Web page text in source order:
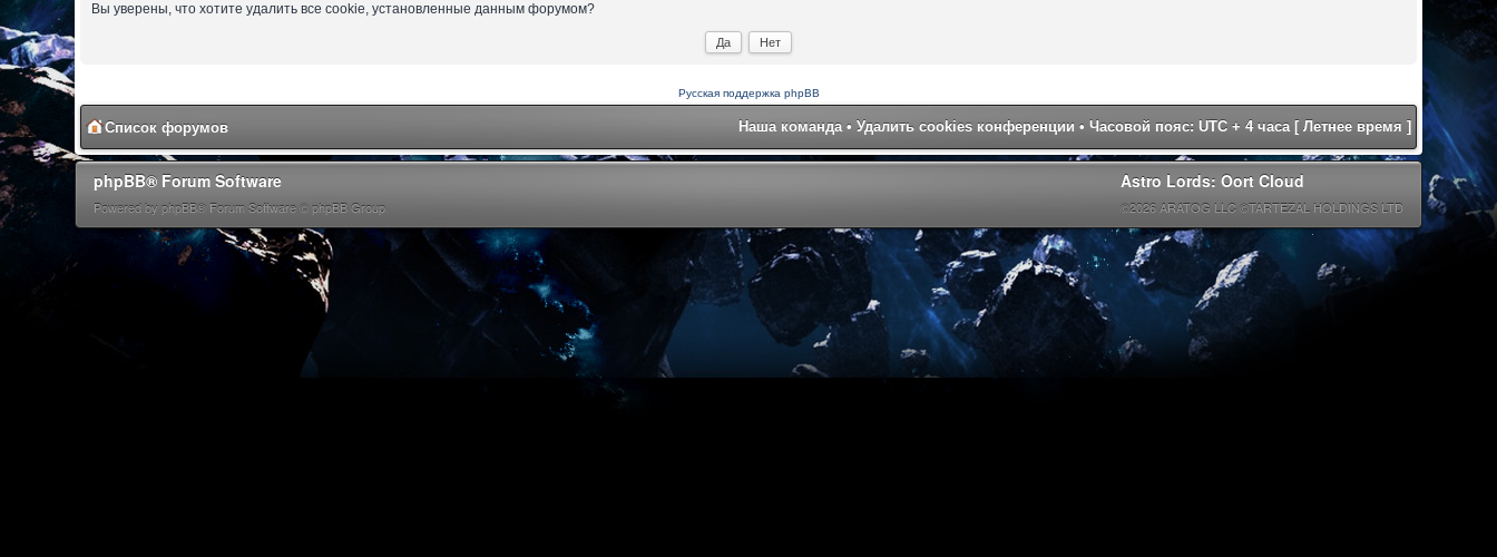
Вы уверены, что хотите удалить все cookie, установленные данным форумом?
Русская поддержка phpBB
Список форумов Наша команда• Удалить cookies конференции • Часовой пояс: UTC + 4 часа [ Летнее время ]
phpBB® Forum Software
Powered by phpBB® Forum Software © phpBB Group
Astro Lords: Oort Cloud
©2026 ARATOG LLC ©TARTEZAL HOLDINGS LTD